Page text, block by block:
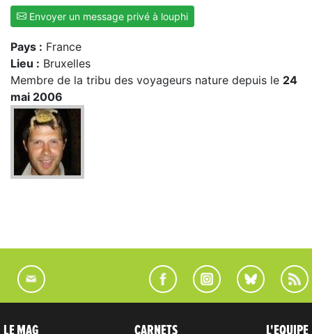
Envoyer un message privé à louphi
Pays : France
Lieu : Bruxelles
Membre de la tribu des voyageurs nature depuis le 24
mai 2006
LE MAG CARNETS L'EQUIPE